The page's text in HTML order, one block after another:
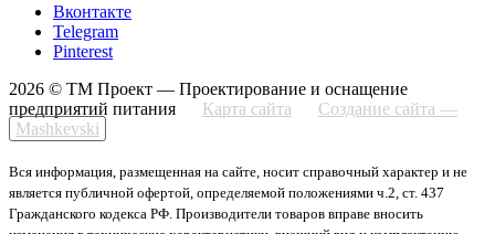
Вконтакте
Telegram
Pinterest
2026 © ТМ Проект — Проектирование и оснащение
предприятий питания
Карта сайта
Создание сайта —
Mashkevski
Вся информация, размещенная на сайте, носит справочный характер и не
является публичной офертой, определяемой положениями ч.2, ст. 437
Гражданского кодекса РФ. Производители товаров вправе вносить